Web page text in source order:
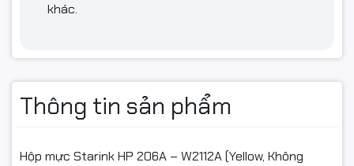
khác.
Thông tin sản phẩm
Hộp mực Starink HP 206A – W2112A (Yellow, Không